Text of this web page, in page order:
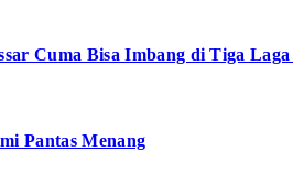
Cuma Bisa Imbang di Tiga
Pantas Menang